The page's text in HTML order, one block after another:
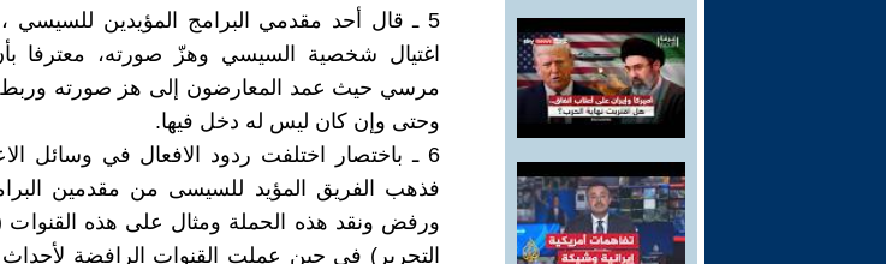
5 ـ قال أحد مقدمي البرامج المؤيدين للسيسي
اغتيال شخصية السيسي وهزّ صورته، معترفا
مرسي حيث عمد المعارضون إلى هز صورته وربط
وحتى وإن كان ليس له دخل فيها.
6 ـ باختصار اختلفت ردود الافعال في وسائل
فذهب الفريق المؤيد للسيسى من مقدمين
ورفض ونقد هذه الحملة ومثال على هذه